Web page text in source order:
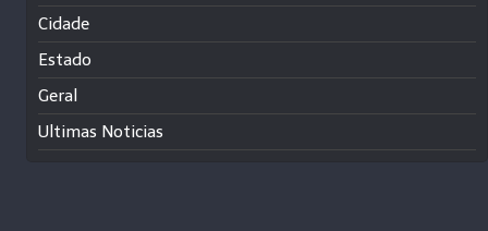
Cidade
Estado
Geral
Ultimas Noticias